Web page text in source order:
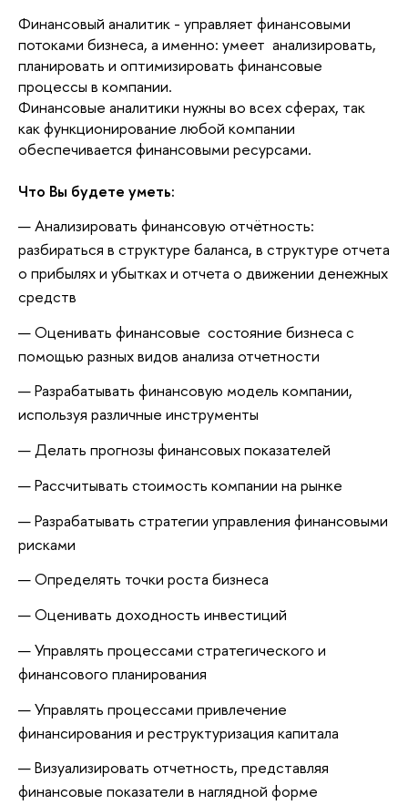
Финансовый аналитик - управляет финансовыми
потоками бизнеса, а именно: умеет анализировать,
планировать и оптимизировать финансовые
процессы в компании.
Финансовые аналитики нужны во всех сферах, так
как функционирование любой компании
обеспечивается финансовыми ресурсами.
Что Вы будете уметь:
Анализировать финансовую отчётность:
разбираться в структуре баланса, в структуре отчета
о прибылях и убытках и отчета о движении денежных
средств
Оценивать финансовые состояние бизнеса с
помощью разных видов анализа отчетности
Разрабатывать финансовую модель компании,
используя различные инструменты
Делать прогнозы финансовых показателей
Рассчитывать стоимость компании на рынке
Разрабатывать стратегии управления финансовыми
рисками
Определять точки роста бизнеса
Оценивать доходность инвестиций
Управлять процессами стратегического и
финансового планирования
Управлять процессами привлечение
финансирования и реструктуризация капитала
Визуализировать отчетность, представляя
финансовые показатели в наглядной форме